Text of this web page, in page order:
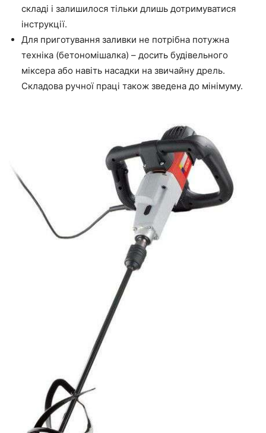
складі і залишилося тільки длишь дотримуватися
інструкції.
Для приготування заливки не потрібна потужна
техніка (бетономішалка) – досить будівельного
міксера або навіть насадки на звичайну дрель.
Складова ручної праці також зведена до мінімуму.